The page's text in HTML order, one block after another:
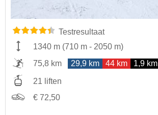
Testresultaat
1340 m (710 m - 2050 m)
75,8 km
29,9 km 44 km 1,9 km
21 liften
€ 72,50